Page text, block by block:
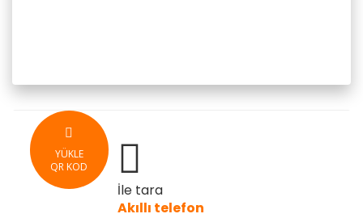
YÜKLE
QR KOD
İle tara
Akıllı telefon